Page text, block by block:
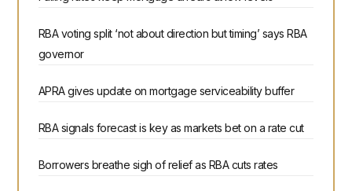
RBA voting split ‘not about direction but timing’ says RBA
governor
APRA gives update on mortgage serviceability buffer
RBA signals forecast is key as markets bet on a rate cut
Borrowers breathe sigh of relief as RBA cuts rates